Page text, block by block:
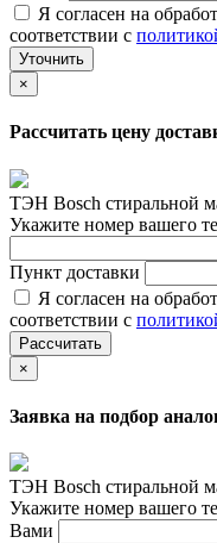
Я согласен на
соответствии с
Уточнить
×
Рассчитать цену
ТЭН Bosch стиральной
Укажите номер вашего
Пункт доставки
Я согласен на
соответствии с
Рассчитать
×
Заявка на подбор
ТЭН Bosch стиральной
Укажите номер вашего
Вами